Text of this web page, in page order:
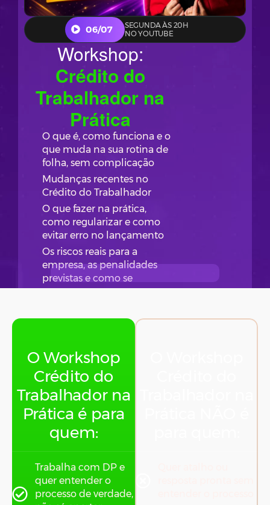
06/07
SEGUNDA ÀS 20H
NO YOUTUBE
Workshop:
Crédito do
Trabalhador na
Prática
O que é, como funciona e o
que muda na sua rotina de
folha, sem complicação
Mudanças recentes no
Crédito do Trabalhador
O que fazer na prática,
como regularizar e como
evitar erro no lançamento
Os riscos reais para a
empresa, as penalidades
previstas e como se
proteger
recolhimento dos valores
O Workshop
Crédito do
Trabalhador na
Prática é para
quem:
Trabalha com DP e
quer entender o
processo de verdade,